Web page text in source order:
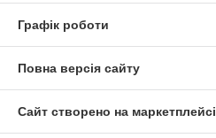
Графік роботи
Повна версія сайту
Сайт створено на маркетплейсі